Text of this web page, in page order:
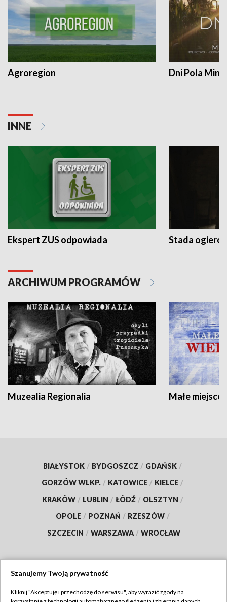
Agroregion Dni Pola
INNE
Ekspert ZUS odpowiada Stada
ARCHIWUM PROGRAMÓW
Muzealia Regionalia Małe
BIAŁYSTOK / BYDGOSZCZ / GDAŃSK /
GORZÓW WLKP. / KATOWICE / KIELCE /
KRAKÓW / LUBLIN / ŁÓDŹ / OLSZTYN /
OPOLE / POZNAŃ / RZESZÓW /
SZCZECIN / WARSZAWA / WROCŁAW
Szanujemy Twoją prywatność
Kliknij "Akceptuję i przechodzę do serwisu", aby wyrazić zgody na